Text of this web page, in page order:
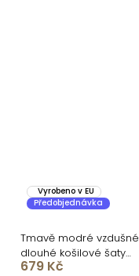
Vyrobeno v EU
Předobjednávka
Tmavě modré vzdušné
dlouhé košilové šaty
GALORIA s páskem
679 Kč